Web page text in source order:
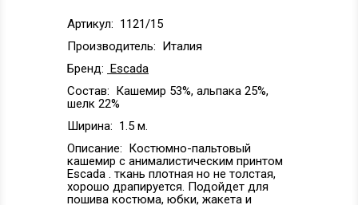
Артикул: 1121/15
Производитель: Италия
Бренд: Escada
Состав: Кашемир 53%, альпака 25%,
шелк 22%
Ширина: 1.5 м.
Описание: Костюмно-пальтовый
кашемир с анималистическим принтом
Escada . ткань плотная но не толстая,
хорошо драпируется. Подойдет для
пошива костюма, юбки, жакета и